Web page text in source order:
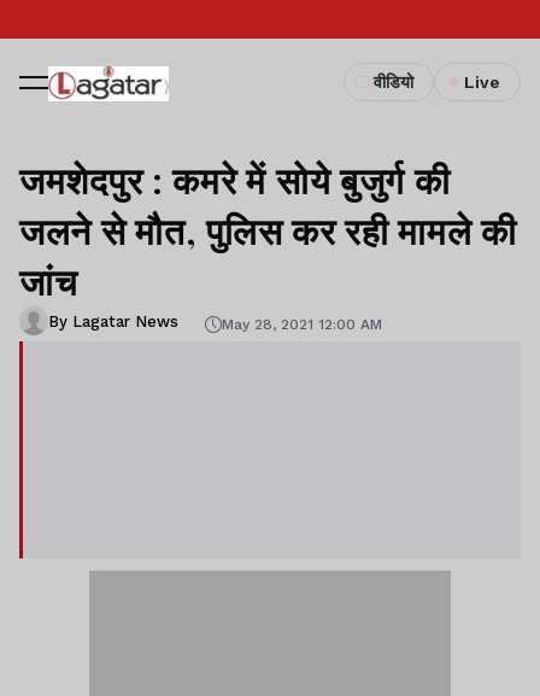
वीडियो Live
जमशेदपुर : कमरे में सोये बुजुर्ग की
जलने से मौत, पुलिस कर रही मामले की
जांच
By Lagatar News May 28, 2021 12:00 AM